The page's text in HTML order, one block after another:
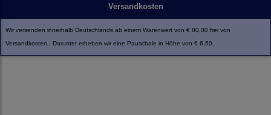
Versandkosten
Wir versenden innerhalb Deutschlands ab einem Warenwert von € 80,00 frei von
Versandkosten. Darunter erheben wir eine Pauschale in Höhe von € 6,60.